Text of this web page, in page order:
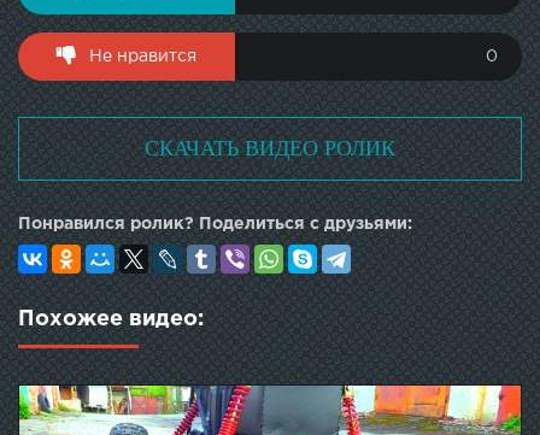
Не нравится 0
СКАЧАТЬ ВИДЕО РОЛИК
Понравился ролик? Поделиться с друзьями:
Похожее видео: